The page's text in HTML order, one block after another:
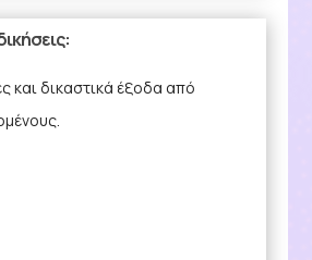
και δικαστικά έξοδα από